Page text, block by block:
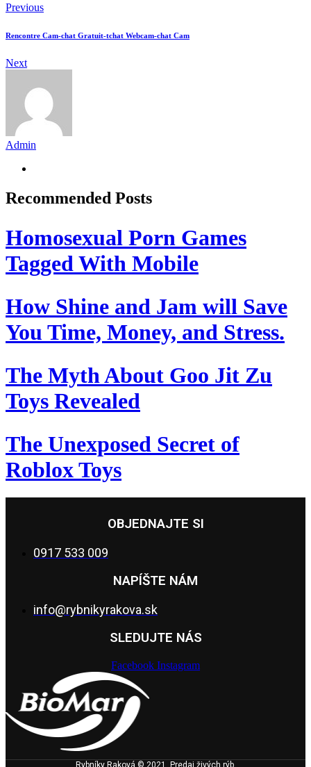
Previous
Rencontre Cam-chat Gratuit-tchat Webcam-chat Cam
Next
Admin
Recommended Posts
Homosexual Porn Games
Tagged With Mobile
How Shine and Jam will Save
You Time, Money, and Stress.
The Myth About Goo Jit Zu
Toys Revealed
The Unexposed Secret of
Roblox Toys
OBJEDNAJTE SI
0917 533 009
NAPÍŠTE NÁM
info@rybnikyrakova.sk
SLEDUJTE NÁS
Facebook Instagram